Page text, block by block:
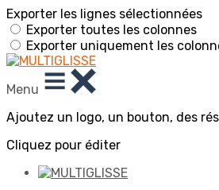
Exporter les lignes sélectionnées
Exporter toutes les colonnes
Exporter uniquement les
Menu
Ajoutez un logo, un bouton, des
Cliquez pour éditer